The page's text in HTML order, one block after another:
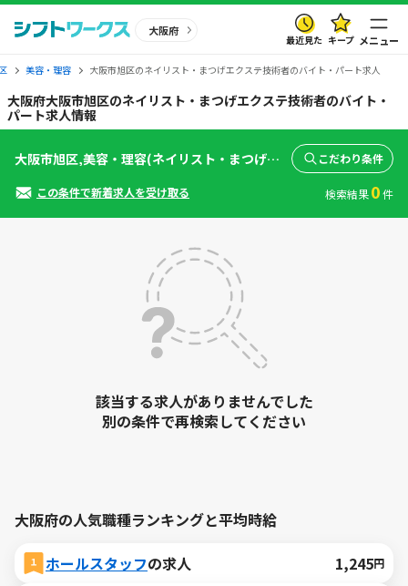
大阪府
最近見た キープ メニュー
美容・理容 大阪市旭区のネイリスト・まつげエクステ技術者のバイト・パート求人
大阪府大阪市旭区のネイリスト・まつげエクステ技術者のバイト・
パート求人情報
該当する求人がありませんでした
別の条件で再検索してください
大阪市旭区,美容・理容(ネイリスト・まつげエクステ技術者) こだわり条件
この条件で新着求人を受け取る 検索結果0件
大阪府の人気職種ランキングと平均時給
ホールスタッフの求人 1,245円